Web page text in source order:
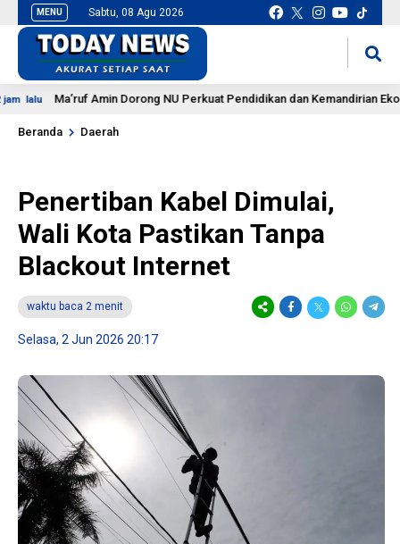
MENU Sabtu, 08 Agu 2026
Ma’ruf Amin Dorong NU Perkuat Pendidikan dan Kemandirian Ekonomi
Beranda Daerah
Penertiban Kabel Dimulai,
Wali Kota Pastikan Tanpa
Blackout Internet
waktu baca 2 menit
Selasa, 2 Jun 2026 20:17
1 tahun lalu
Banyak Gugatan di
Pilkada 2024, Legislator
Ragukan SDM Bawaslu